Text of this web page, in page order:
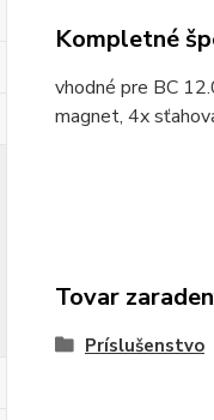
Kompletné
vhodné pre BC
magnet, 4x
Tovar
Príslušenstvo